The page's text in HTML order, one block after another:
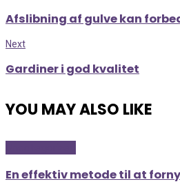
Afslibning af gulve kan
Next
Gardiner i god kvalitet
YOU MAY ALSO LIKE
En effektiv metode til at